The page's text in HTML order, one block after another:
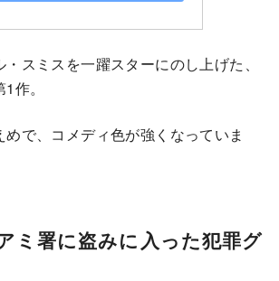
スミスを一躍スターにのし上げた、
作。
で、コメディ色が強くなっていま
ミ署に盗みに入った犯罪グ